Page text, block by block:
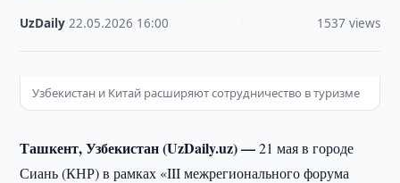
UzDaily ·22.05.2026 16:00 1537 views
Узбекистан и Китай расширяют сотрудничество в туризме
Ташкент, Узбекистан (UzDaily.uz) —21 мая в городе
Сиань (КНР) в рамках «III межрегионального форума